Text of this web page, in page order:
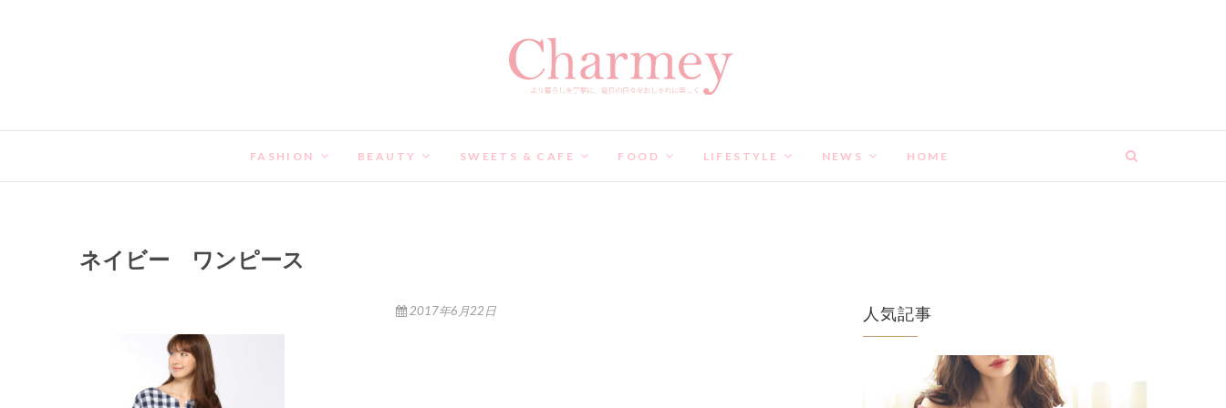
FASHION BEAUTY SWEETS & CAFE FOOD LIFESTYLE NEWS HOME
ネイビー ワンピース
2017年6月22日 人気記事